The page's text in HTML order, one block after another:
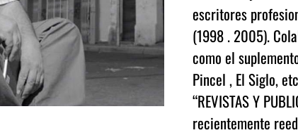
escritores
(1998 . 2005).
como el
Pincel , El Siglo,
“REVISTAS Y
recientemente